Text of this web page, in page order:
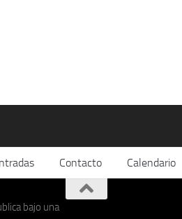
Contacto Calendario
bajo una